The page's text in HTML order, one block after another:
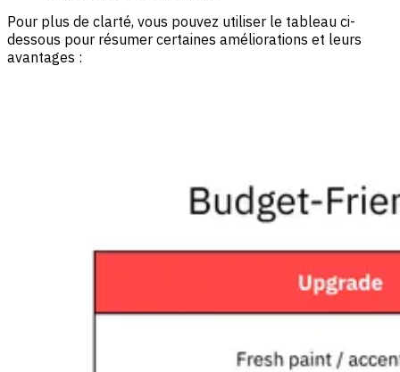
Pour plus de clarté, vous pouvez utiliser le tableau ci-
dessous pour résumer certaines améliorations et leurs
avantages :